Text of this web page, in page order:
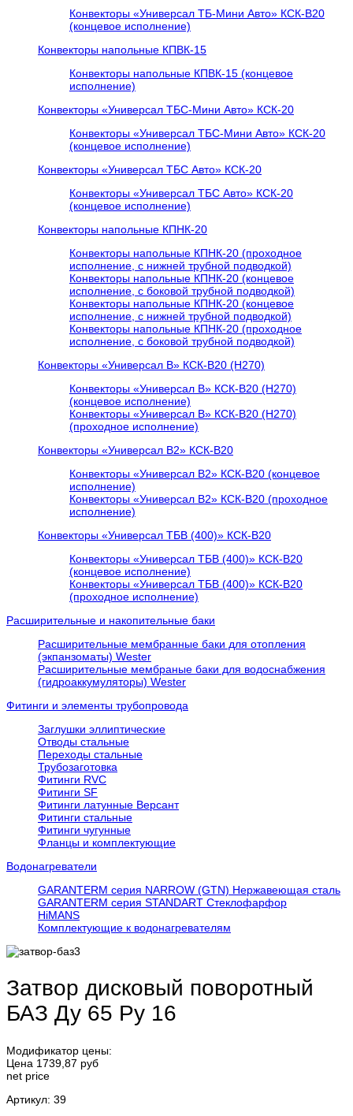
Конвекторы «Универсал ТБ-Мини Авто» КСК-В20
(концевое исполнение)
Конвекторы напольные КПВК-15
Конвекторы напольные КПВК-15 (концевое
исполнение)
Конвекторы «Универсал ТБC-Мини Авто» КСК-20
Конвекторы «Универсал ТБC-Мини Авто» КСК-20
(концевое исполнение)
Конвекторы «Универсал ТБC Авто» КСК-20
Конвекторы «Универсал ТБC Авто» КСК-20
(концевое исполнение)
Конвекторы напольные КПНК-20
Конвекторы напольные КПНК-20 (проходное
исполнение, с нижней трубной подводкой)
Конвекторы напольные КПНК-20 (концевое
исполнение, с боковой трубной подводкой)
Конвекторы напольные КПНК-20 (концевое
исполнение, с нижней трубной подводкой)
Конвекторы напольные КПНК-20 (проходное
исполнение, с боковой трубной подводкой)
Конвекторы «Универсал В» КСК-В20 (H270)
Конвекторы «Универсал В» КСК-В20 (H270)
(концевое исполнение)
Конвекторы «Универсал В» КСК-В20 (H270)
(проходное исполнение)
Конвекторы «Универсал В2» КСК-В20
Конвекторы «Универсал В2» КСК-В20 (концевое
исполнение)
Конвекторы «Универсал В2» КСК-В20 (проходное
исполнение)
Конвекторы «Универсал ТБВ (400)» КСК-В20
Конвекторы «Универсал ТБВ (400)» КСК-В20
(концевое исполнение)
Конвекторы «Универсал ТБВ (400)» КСК-В20
(проходное исполнение)
Расширительные и накопительные баки
Расширительные мембранные баки для отопления
(экпанзоматы) Wester
Расширительные мембраные баки для водоснабжения
(гидроаккумуляторы) Wester
Фитинги и элементы трубопровода
Заглушки эллиптические
Отводы стальные
Переходы стальные
Трубозаготовка
Фитинги RVC
Фитинги SF
Фитинги латунные Версант
Фитинги стальные
Фитинги чугунные
Фланцы и комплектующие
Водонагреватели
GARANTERM серия NARROW (GTN) Нержавеющая сталь
GARANTERM серия STANDART Стеклофарфор
HiMANS
Комплектующие к водонагревателям
Затвор дисковый поворотный
БАЗ Ду 65 Ру 16
Модификатор цены:
Цена 1739,87 руб
net price
Артикул: 39